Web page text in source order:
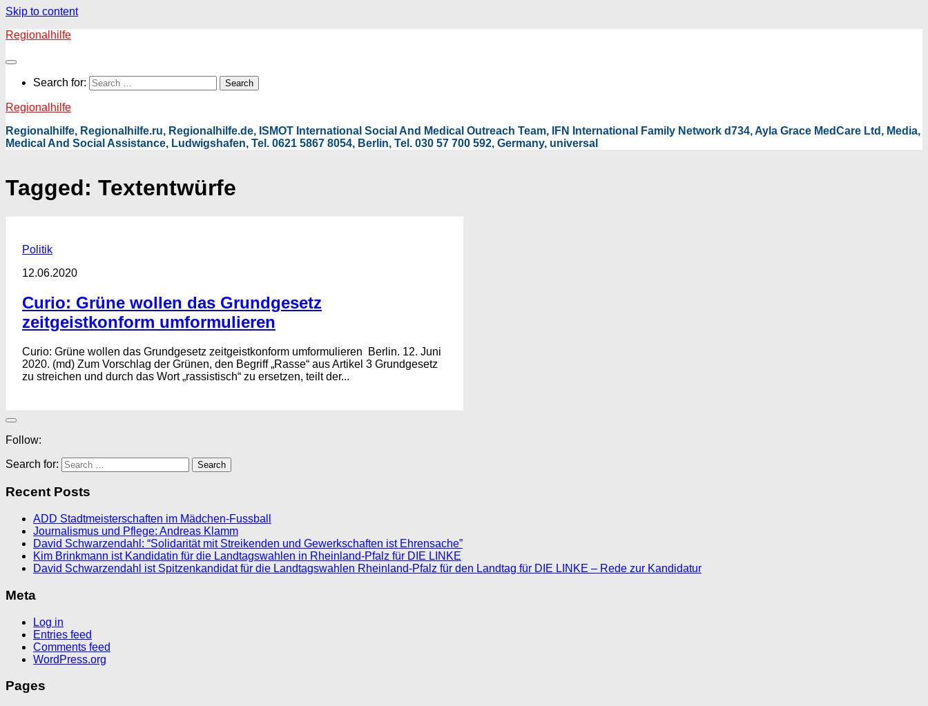
Skip to content
Regionalhilfe
Search for:
Regionalhilfe
Regionalhilfe, Regionalhilfe.ru, Regionalhilfe.de, ISMOT International Social And Medical Outreach Team, IFN International Family Network d734, Ayla Grace MedCare Ltd, Media,
Medical And Social Assistance, Ludwigshafen, Tel. 0621 5867 8054, Berlin, Tel. 030 57 700 592, Germany, universal
Tagged: Textentwürfe
Politik
12.06.2020
Curio: Grüne wollen das Grundgesetz
zeitgeistkonform umformulieren
Curio: Grüne wollen das Grundgesetz zeitgeistkonform umformulieren Berlin. 12. Juni
2020. (md) Zum Vorschlag der Grünen, den Begriff „Rasse“ aus Artikel 3 Grundgesetz
zu streichen und durch das Wort „rassistisch“ zu ersetzen, teilt der...
Follow:
Search for:
Recent Posts
ADD Stadtmeisterschaften im Mädchen-Fussball
Journalismus und Pflege: Andreas Klamm
David Schwarzendahl: “Solidarität mit Streikenden und Gewerkschaften ist Ehrensache”
Kim Brinkmann ist Kandidatin für die Landtagswahlen in Rheinland-Pfalz für DIE LINKE
David Schwarzendahl ist Spitzenkandidat für die Landtagswahlen Rheinland-Pfalz für den Landtag für DIE LINKE – Rede zur Kandidatur
Meta
Log in
Entries feed
Comments feed
WordPress.org
Pages